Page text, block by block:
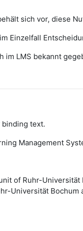
sich vor, diese
Einzelfall
im LMS bekannt
text.
Management
of Ruhr-
Universität Bochum